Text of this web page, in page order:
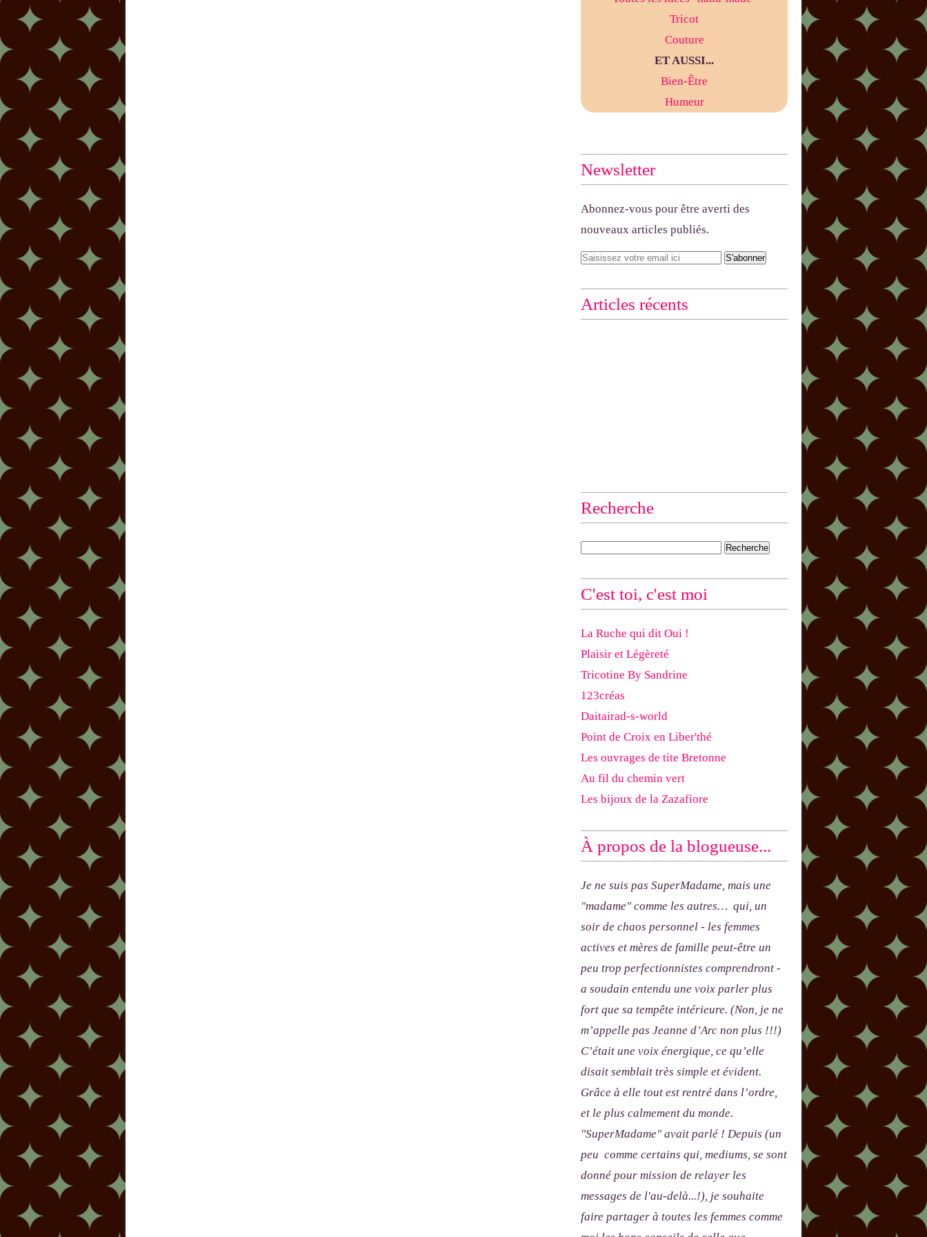
Tricot
Couture
ET AUSSI...
Bien-Être
Humeur
Newsletter
Abonnez-vous pour être averti des
nouveaux articles publiés.
Articles récents
Recherche
C'est toi, c'est moi
La Ruche qui dit Oui !
Plaisir et Légèreté
Tricotine By Sandrine
123créas
Daitairad-s-world
Point de Croix en Liber'thé
Les ouvrages de tite Bretonne
Au fil du chemin vert
Les bijoux de la Zazafiore
À propos de la blogueuse...
Je ne suis pas SuperMadame, mais une
"madame" comme les autres… qui, un
soir de chaos personnel - les femmes
actives et mères de famille peut-être un
peu trop perfectionnistes comprendront -
a soudain entendu une voix parler plus
fort que sa tempête intérieure. (Non, je ne
m’appelle pas Jeanne d’Arc non plus !!!)
C’était une voix énergique, ce qu’elle
disait semblait très simple et évident.
Grâce à elle tout est rentré dans l’ordre,
et le plus calmement du monde.
"SuperMadame" avait parlé ! Depuis (un
peu comme certains qui, mediums, se sont
donné pour mission de relayer les
messages de l'au-delà...!), je souhaite
faire partager à toutes les femmes comme